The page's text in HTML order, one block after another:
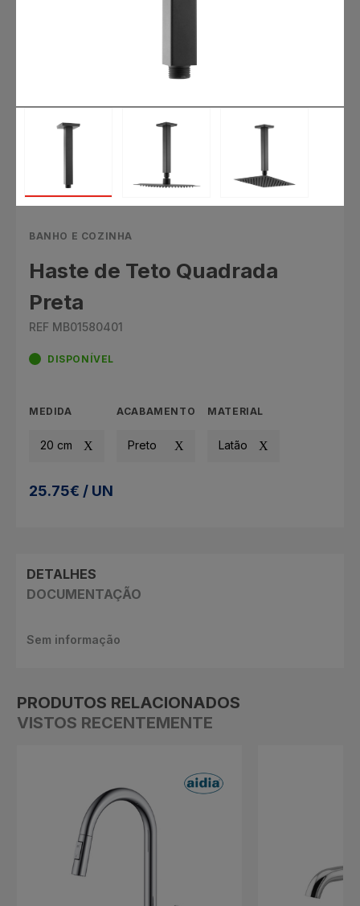
BANHO E COZINHA
Haste de Teto Quadrada
Preta
REF MB01580401
DISPONÍVEL
MEDIDA
20 cm
ACABAMENTO
Preto
MATERIAL
Latão
25.75€ / UN
DETALHES
DOCUMENTAÇÃO
Sem informação
PRODUTOS RELACIONADOS
VISTOS RECENTEMENTE